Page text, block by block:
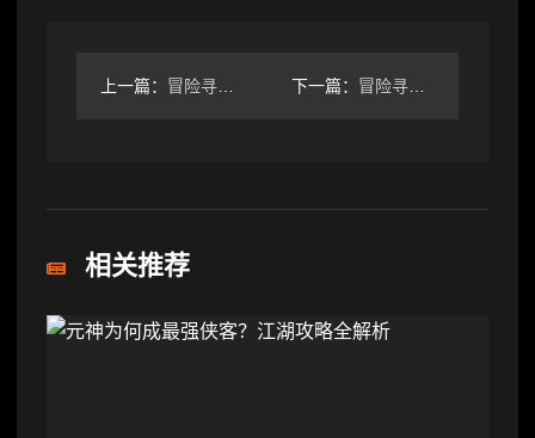
上一篇： 冒险寻宝然后打败魔王终于过60难了，这里分享下经验 下一篇： 冒险寻宝然后打败魔王萌新站-关于蓝星勇士追忆和紫星英雄追忆
相关推荐